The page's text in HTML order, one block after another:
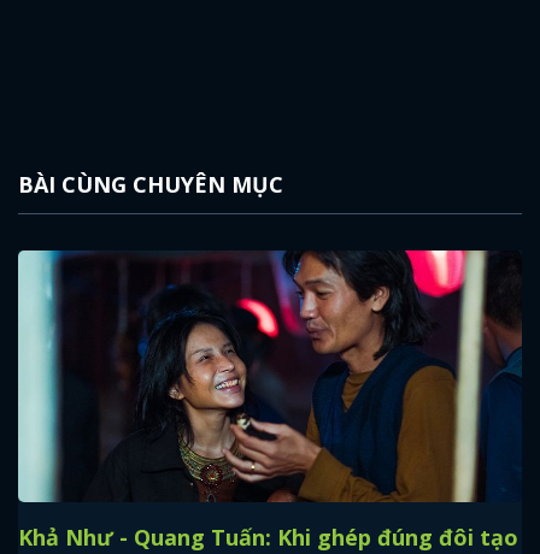
BÀI CÙNG CHUYÊN MỤC
Khả Như - Quang Tuấn: Khi ghép đúng đôi tạo